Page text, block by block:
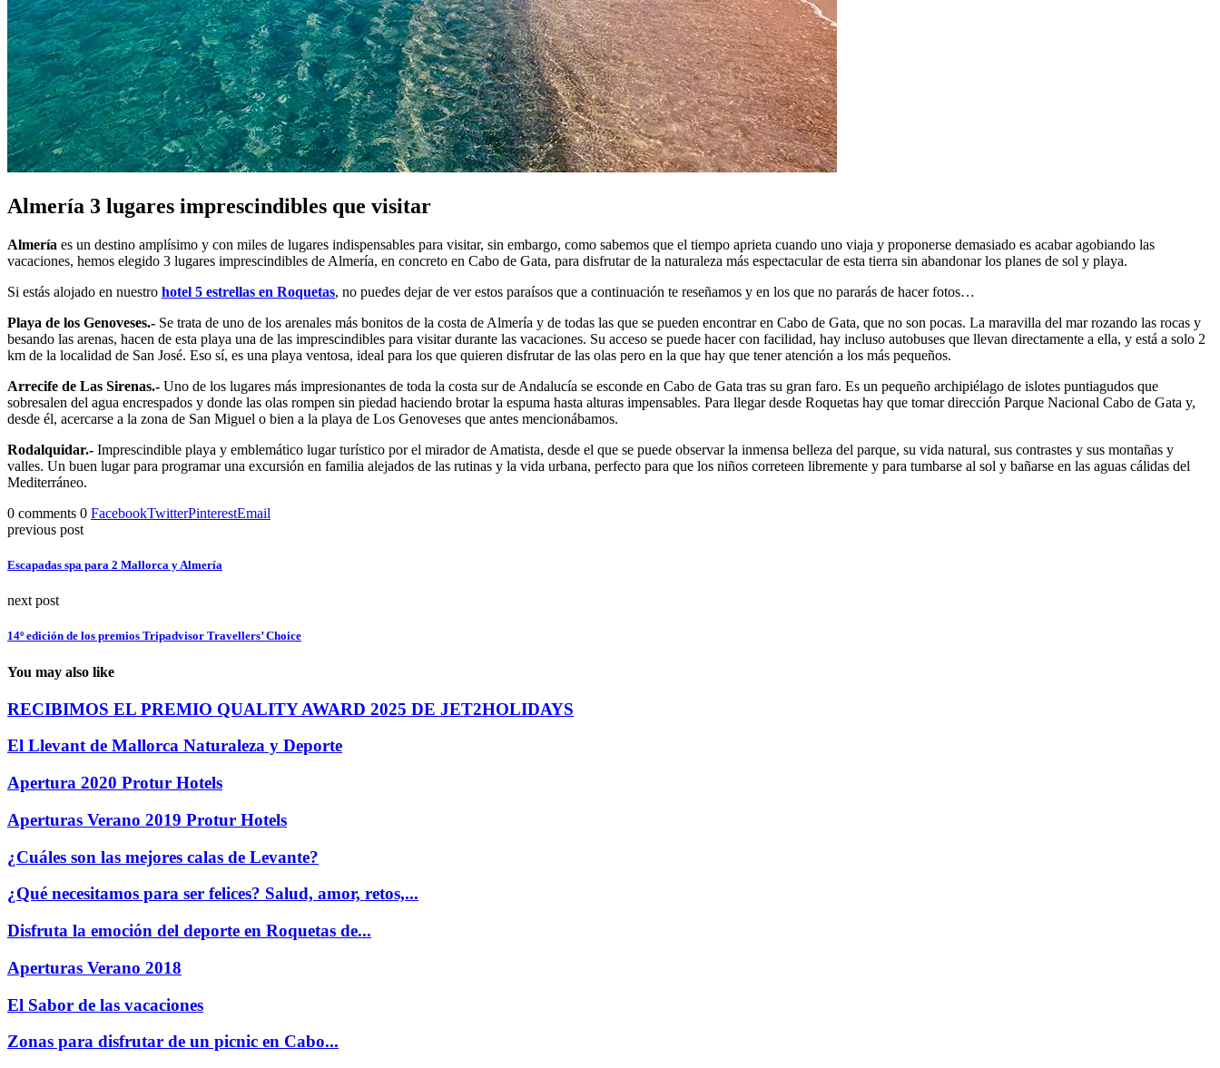
Almería 3 lugares imprescindibles que visitar
Almería es un destino amplísimo y con miles de lugares indispensables para visitar, sin embargo, como sabemos que el tiempo aprieta cuando uno viaja y proponerse demasiado es acabar agobiando las
vacaciones, hemos elegido 3 lugares imprescindibles de Almería, en concreto en Cabo de Gata, para disfrutar de la naturaleza más espectacular de esta tierra sin abandonar los planes de sol y playa.
Si estás alojado en nuestro hotel 5 estrellas en Roquetas, no puedes dejar de ver estos paraísos que a continuación te reseñamos y en los que no pararás de hacer fotos…
Playa de los Genoveses.- Se trata de uno de los arenales más bonitos de la costa de Almería y de todas las que se pueden encontrar en Cabo de Gata, que no son pocas. La maravilla del mar rozando las rocas y
besando las arenas, hacen de esta playa una de las imprescindibles para visitar durante las vacaciones. Su acceso se puede hacer con facilidad, hay incluso autobuses que llevan directamente a ella, y está a solo 2
km de la localidad de San José. Eso sí, es una playa ventosa, ideal para los que quieren disfrutar de las olas pero en la que hay que tener atención a los más pequeños.
Arrecife de Las Sirenas.- Uno de los lugares más impresionantes de toda la costa sur de Andalucía se esconde en Cabo de Gata tras su gran faro. Es un pequeño archipiélago de islotes puntiagudos que
sobresalen del agua encrespados y donde las olas rompen sin piedad haciendo brotar la espuma hasta alturas impensables. Para llegar desde Roquetas hay que tomar dirección Parque Nacional Cabo de Gata y,
desde él, acercarse a la zona de San Miguel o bien a la playa de Los Genoveses que antes mencionábamos.
Rodalquidar.- Imprescindible playa y emblemático lugar turístico por el mirador de Amatista, desde el que se puede observar la inmensa belleza del parque, su vida natural, sus contrastes y sus montañas y
valles. Un buen lugar para programar una excursión en familia alejados de las rutinas y la vida urbana, perfecto para que los niños correteen libremente y para tumbarse al sol y bañarse en las aguas cálidas del
Mediterráneo.
0 comments 0 FacebookTwitterPinterestEmail
previous post
Escapadas spa para 2 Mallorca y Almería
next post
14º edición de los premios Tripadvisor Travellers’ Choice
You may also like
RECIBIMOS EL PREMIO QUALITY AWARD 2025 DE JET2HOLIDAYS
El Llevant de Mallorca Naturaleza y Deporte
Apertura 2020 Protur Hotels
Aperturas Verano 2019 Protur Hotels
¿Cuáles son las mejores calas de Levante?
¿Qué necesitamos para ser felices? Salud, amor, retos,...
Disfruta la emoción del deporte en Roquetas de...
Aperturas Verano 2018
El Sabor de las vacaciones
Zonas para disfrutar de un picnic en Cabo...